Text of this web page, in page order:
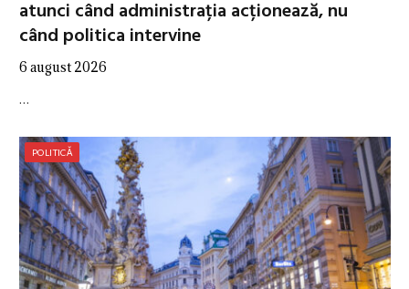
atunci când administrația acționează, nu
când politica intervine
6 august 2026
…
POLITICĂ